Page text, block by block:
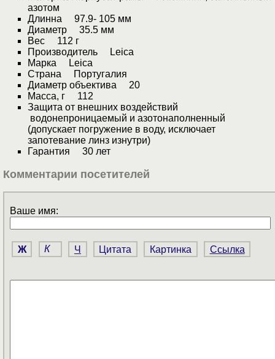
азотом
Длинна 97.9- 105 мм
Диаметр 35.5 мм
Вес 112 г
Производитель Leica
Марка Leica
Страна Португалия
Диаметр объектива 20
Масса, г 112
Защита от внешних воздействий
водонепроницаемый и азотонаполненный
(допускает погружение в воду, исключает
запотевание линз изнутри)
Гарантия 30 лет
Комментарии посетителей
Ваше имя:
Ж К Ч Цитата Картинка Ссылка